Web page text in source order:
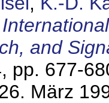
and
pp. 677-
März